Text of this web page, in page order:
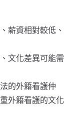
薪資相對較低、
文化差異可能需
的外籍看護仲
外籍看護的文化